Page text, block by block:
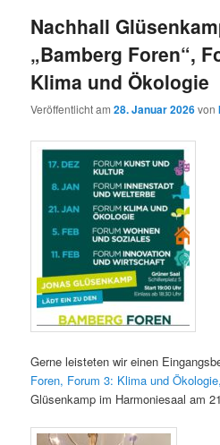
Nachhall
„Bamberg Foren“,
Klima und Ökologie
Veröffentlicht am28. Januar 2026von
Gerne leisteten wir einen
Foren, Forum 3: Klima und Ökologie,
Glüsenkamp im Harmoniesaal am